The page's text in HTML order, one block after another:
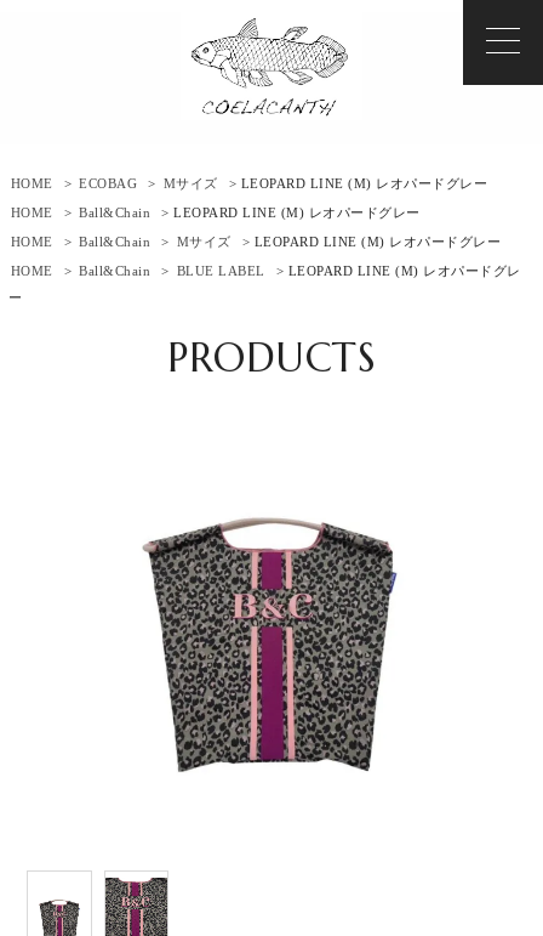
HOME > ECOBAG > Mサイズ
> LEOPARD LINE (M) レオパードグレー
HOME
> Ball&Chain
> LEOPARD LINE (M) レオパードグレー
HOME
> Ball&Chain > Mサイズ
> LEOPARD LINE (M) レオパードグレー
HOME
> Ball&Chain > BLUE LABEL
> LEOPARD LINE (M) レオパードグレ
ー
PRODUCTS